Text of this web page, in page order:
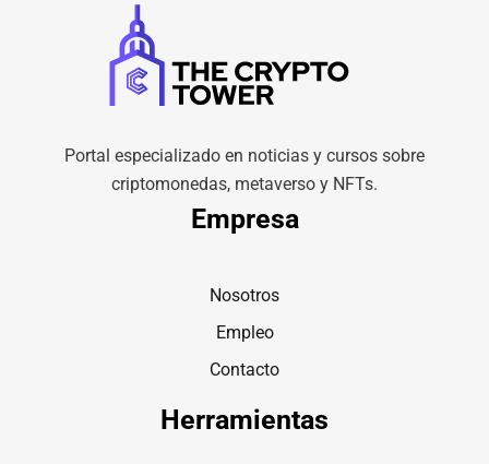
Portal especializado en noticias y cursos sobre
criptomonedas, metaverso y NFTs.
Empresa
Nosotros
Empleo
Contacto
Herramientas